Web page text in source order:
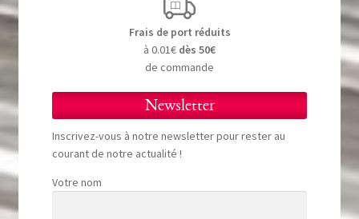
Frais de port réduits
à 0.01€ dès 50€
de commande
Newsletter
Inscrivez-vous à notre newsletter pour rester au
courant de notre actualité !
Votre nom